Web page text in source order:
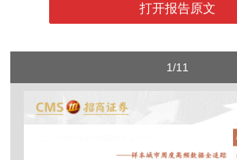
打开报告原文
1/11